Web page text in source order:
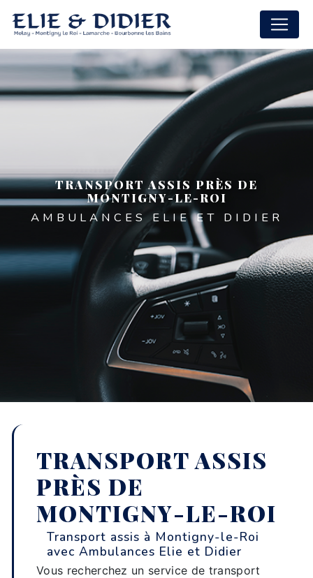
TRANSPORT ASSIS PRÈS DE
MONTIGNY-LE-ROI
AMBULANCES ELIE ET DIDIER
TRANSPORT ASSIS
PRÈS DE
MONTIGNY-LE-ROI
Transport assis à Montigny-le-Roi
avec Ambulances Elie et Didier
Vous recherchez un service de transport